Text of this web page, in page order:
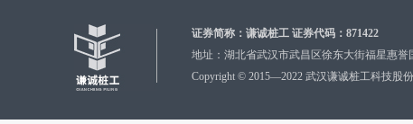
证券简称：谦诚桩工 证券代码：871422
地址：湖北省武汉市武昌区徐东大街福星惠誉
Copyright © 2015—2022 武汉谦诚桩工科技股